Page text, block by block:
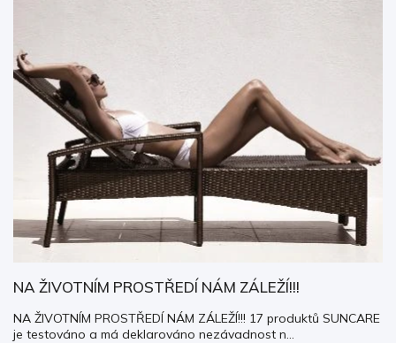
NA ŽIVOTNÍM PROSTŘEDÍ NÁM ZÁLEŽÍ!!!
NA ŽIVOTNÍM PROSTŘEDÍ NÁM ZÁLEŽÍ!!! 17 produktů SUNCARE
je testováno a má deklarováno nezávadnost n...